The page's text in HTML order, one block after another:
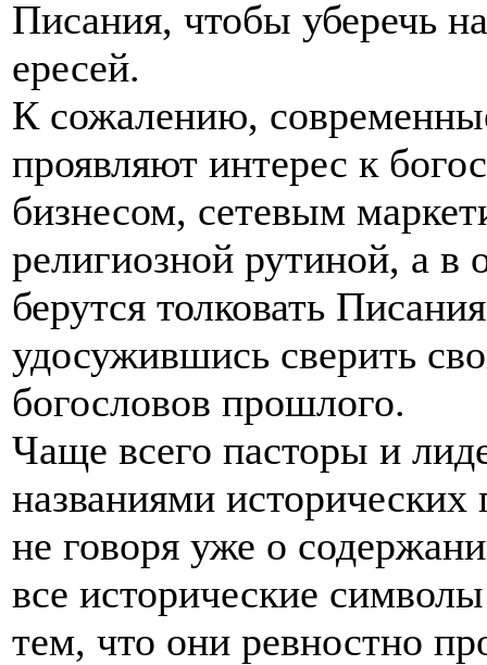
Писания, чтобы уберечь
ересей.
К сожалению,
проявляют интерес к
бизнесом, сетевым
религиозной рутиной, а в
берутся толковать
удосужившись сверить
богословов прошлого.
Чаще всего пасторы и
названиями
не говоря уже о
все исторические
тем, что они ревностно